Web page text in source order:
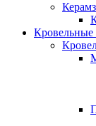
Кровельные